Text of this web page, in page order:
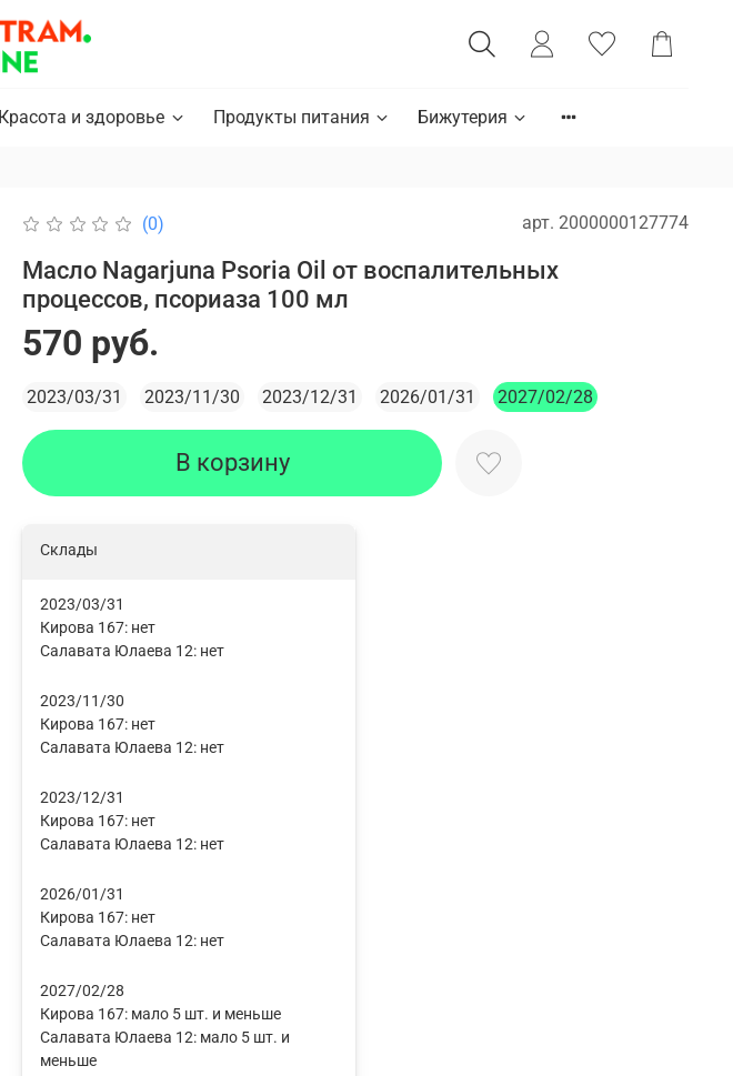
Красота и здоровье Продукты питания Бижутерия
(0) арт. 2000000127774
Масло Nagarjuna Psoria Oil от воспалительных
процессов, псориаза 100 мл
570 руб.
В корзину
Склады
2023/03/31
Кирова 167: нет
Салавата Юлаева 12: нет
2023/11/30
Кирова 167: нет
Салавата Юлаева 12: нет
2023/12/31
Кирова 167: нет
Салавата Юлаева 12: нет
2026/01/31
Кирова 167: нет
Салавата Юлаева 12: нет
2027/02/28
Кирова 167: мало 5 шт. и меньше
Салавата Юлаева 12: мало 5 шт. и
меньше
2023/03/31 2023/11/30 2023/12/31 2026/01/31 2027/02/28